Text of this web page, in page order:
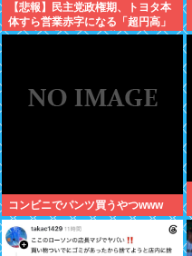
【悲報】民主党政権期、トヨタ本
体すら営業赤字になる「超円高」
…中小企業の景況も厳しい水準だ
コンビニでパンツ買うやつwww